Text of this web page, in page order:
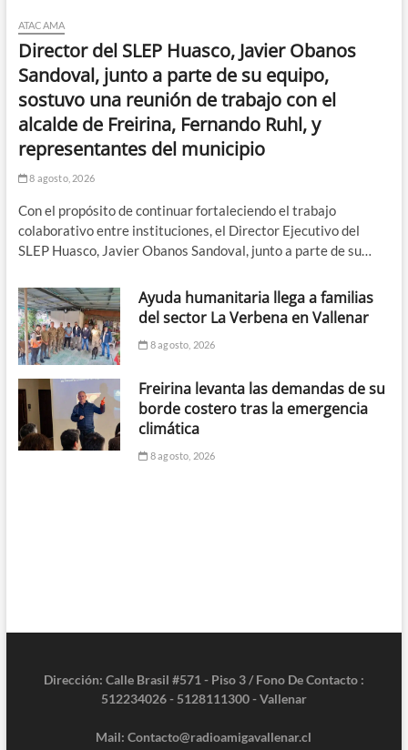
ATACAMA
Director del SLEP Huasco, Javier Obanos
Sandoval, junto a parte de su equipo,
sostuvo una reunión de trabajo con el
alcalde de Freirina, Fernando Ruhl, y
representantes del municipio
8 agosto, 2026
Con el propósito de continuar fortaleciendo el trabajo
colaborativo entre instituciones, el Director Ejecutivo del
SLEP Huasco, Javier Obanos Sandoval, junto a parte de su…
Ayuda humanitaria llega a familias
del sector La Verbena en Vallenar
8 agosto, 2026
Freirina levanta las demandas de su
borde costero tras la emergencia
climática
8 agosto, 2026
Dirección: Calle Brasil #571 - Piso 3 / Fono De Contacto :
512234026 - 5128111300 - Vallenar
Mail: Contacto@radioamigavallenar.cl